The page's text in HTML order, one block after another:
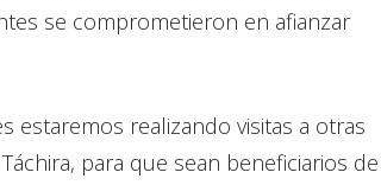
se comprometieron en afianzar
estaremos realizando visitas a otras
para que sean beneficiarios de